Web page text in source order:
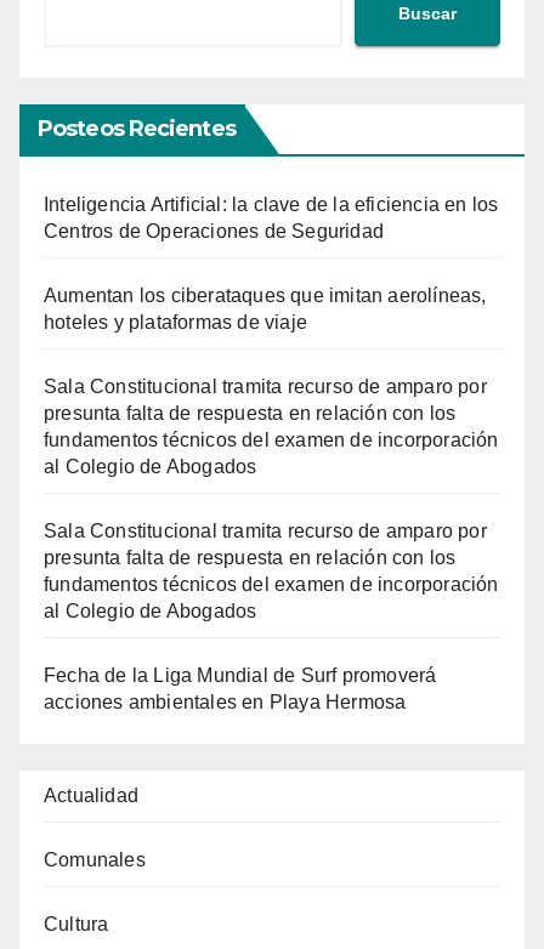
Buscar
Posteos Recientes
Inteligencia Artificial: la clave de la eficiencia en los
Centros de Operaciones de Seguridad
Aumentan los ciberataques que imitan aerolíneas,
hoteles y plataformas de viaje
Sala Constitucional tramita recurso de amparo por
presunta falta de respuesta en relación con los
fundamentos técnicos del examen de incorporación
al Colegio de Abogados
Sala Constitucional tramita recurso de amparo por
presunta falta de respuesta en relación con los
fundamentos técnicos del examen de incorporación
al Colegio de Abogados
Fecha de la Liga Mundial de Surf promoverá
acciones ambientales en Playa Hermosa
Actualidad
Comunales
Cultura